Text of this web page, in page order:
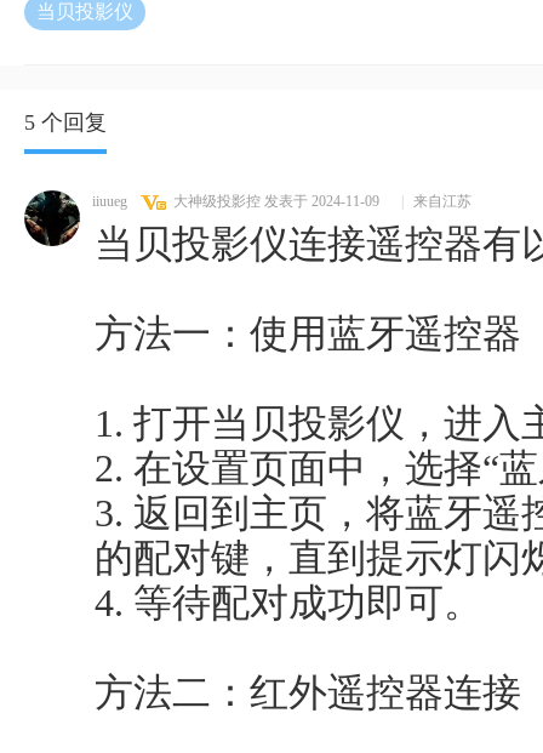
当贝投影仪
5 个回复
iiuueg 大神级投影控 发表于 2024-11-09 来自江苏
当贝投影仪连接遥控器有
方法一：使用蓝牙遥控器
1. 打开当贝投影仪，进入
2. 在设置页面中，选择“
3. 返回到主页，将蓝牙遥
的配对键，直到提示灯闪
4. 等待配对成功即可。
方法二：红外遥控器连接